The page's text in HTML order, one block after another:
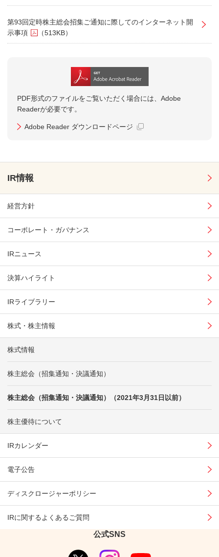
第93回定時株主総会招集ご通知に際してのインターネット開
示事項
（513KB）
PDF形式のファイルをご覧いただく場合には、Adobe
Readerが必要です。
Adobe Reader ダウンロードページ
IR情報
経営方針
コーポレート・ ガバナンス
IRニュース
決算ハイライト
IRライブラリー
株式・株主情報
株式情報
株主総会（招集通知・決議通知）
株主総会（招集通知・決議通知）（2021年3月31日以前）
株主優待について
IRカレンダー
電子公告
ディスクロージャーポリシー
IRに関するよくあるご質問
公式SNS